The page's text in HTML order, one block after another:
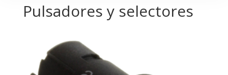
Pulsadores y selectores